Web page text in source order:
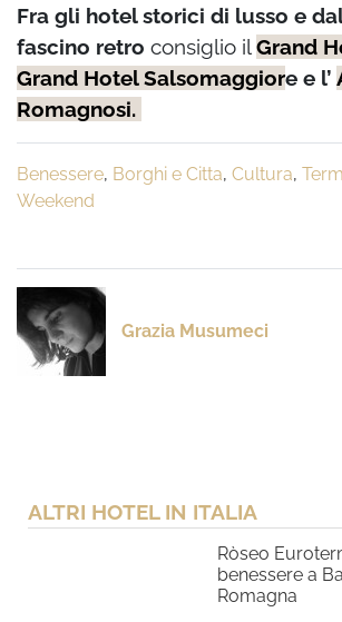
Fra gli hotel storici di lusso e
fascino retro consiglio ilGrand
Grand Hotel Salsomaggiore e l’
Romagnosi.
Benessere, Borghi e Citta, Cultura,
Weekend
Grazia Musumeci
ALTRI HOTEL IN ITALIA
Ròseo
benessere a
Romagna